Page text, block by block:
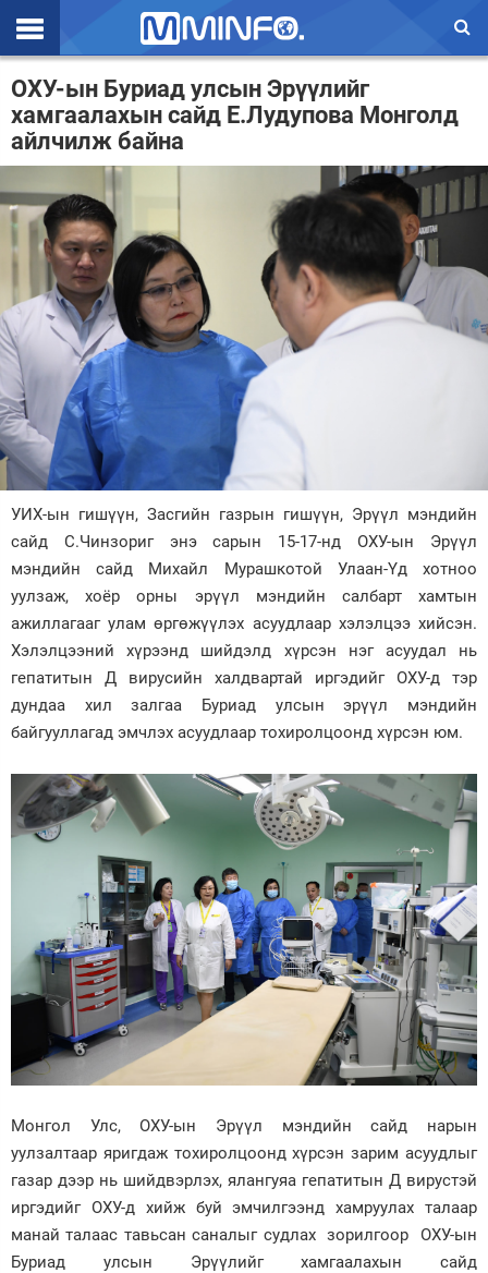
Эхлэл
Цаг агаар
Валют ханш
Улс төр
Эдийн засаг
Үзэл бодол
Спорт
Нийгэм
Дэлхий
Энтертайнмэнт
Зурхай
ОХУ-ын Буриад улсын Эрүүлийг
хамгаалахын сайд Е.Лудупова Монголд
айлчилж байна
УИХ-ын гишүүн, Засгийн газрын гишүүн, Эрүүл мэндийн
сайд С.Чинзориг энэ сарын 15-17-нд ОХУ-ын Эрүүл
мэндийн сайд Михайл Мурашкотой Улаан-Үд хотноо
уулзаж, хоёр орны эрүүл мэндийн салбарт хамтын
ажиллагааг улам өргөжүүлэх асуудлаар хэлэлцээ хийсэн.
Хэлэлцээний хүрээнд шийдэлд хүрсэн нэг асуудал нь
гепатитын Д вирусийн халдвартай иргэдийг ОХУ-д тэр
дундаа хил залгаа Буриад улсын эрүүл мэндийн
байгууллагад эмчлэх асуудлаар тохиролцоонд хүрсэн юм.
Монгол Улс, ОХУ-ын Эрүүл мэндийн сайд нарын
уулзалтаар яригдаж тохиролцоонд хүрсэн зарим асуудлыг
газар дээр нь шийдвэрлэх, ялангуяа гепатитын Д вирустэй
иргэдийг ОХУ-д хийж буй эмчилгээнд хамруулах талаар
манай талаас тавьсан саналыг судлах зорилгоор ОХУ-ын
Буриад улсын Эрүүлийг хамгаалахын сайд